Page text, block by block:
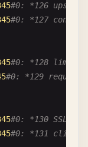
#0: *126
#0: *127
#0: *128
#0: *129
#0: *130
#0: *131 client